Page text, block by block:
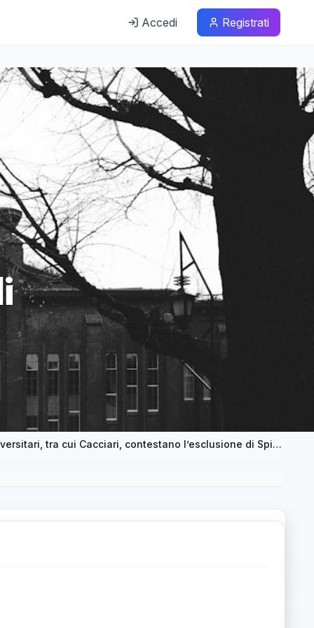
Accedi Registrati
Filosofia nei licei: oltre sessanta professori universitari, tra cui Cacciari, contestano l’esclusione di Spinoza, Leibniz e Marx